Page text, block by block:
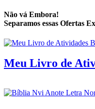
Não vá Embora!
Separamos essas Ofertas
Meu Livro de